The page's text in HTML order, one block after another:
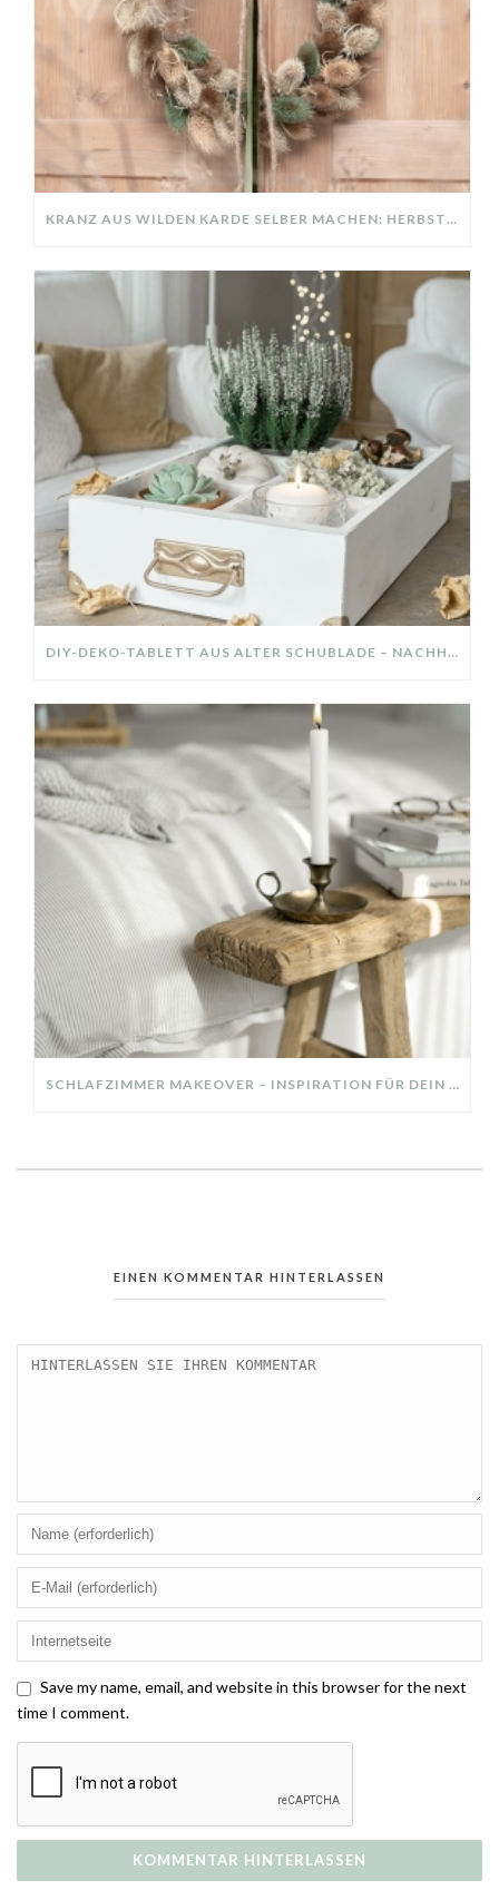
KRANZ AUS WILDEN KARDE SELBER MACHEN: HERBSTDEKO GANZ EINFACH
DIY-DEKO-TABLETT AUS ALTER SCHUBLADE – NACHHALTIGE HERBSTDEKO SELBER MACHEN!
SCHLAFZIMMER MAKEOVER – INSPIRATION FÜR DEIN SCHLAFZIMMER: AUS ALT MACH NEU – HELL, GEMÜTLICH UND EINLADEND
EINEN KOMMENTAR HINTERLASSEN
Save my name, email, and website in this browser for the next
time I comment.